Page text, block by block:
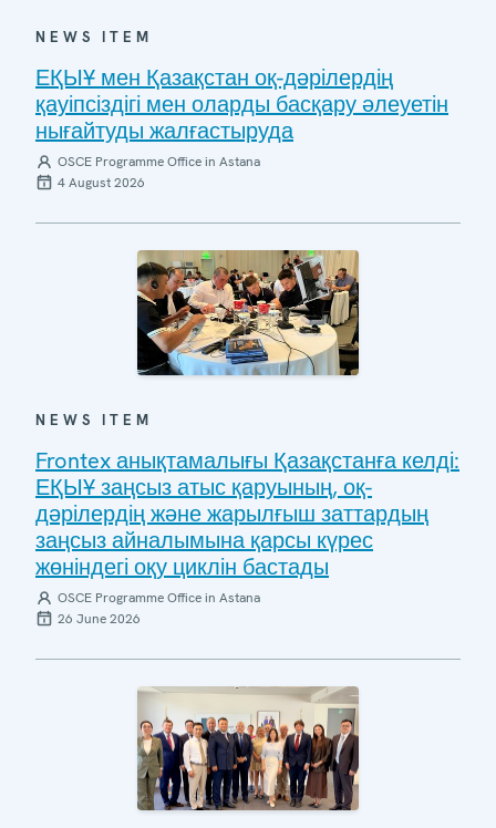
NEWS ITEM
ЕҚЫҰ мен Қазақстан оқ-дәрілердің
қауіпсіздігі мен оларды басқару әлеуетін
нығайтуды жалғастыруда
OSCE Programme Office in Astana
4 August 2026
NEWS ITEM
Frontex анықтамалығы Қазақстанға келді:
ЕҚЫҰ заңсыз атыс қаруының, оқ-
дәрілердің және жарылғыш заттардың
заңсыз айналымына қарсы күрес
жөніндегі оқу циклін бастады
OSCE Programme Office in Astana
26 June 2026